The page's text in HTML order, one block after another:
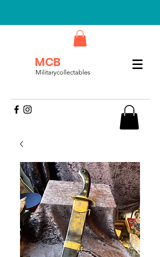
MCB
Militarycollectables